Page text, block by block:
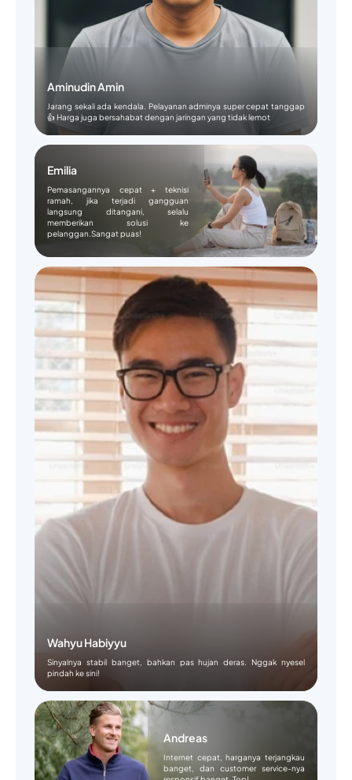
Aminudin Amin
Jarang sekali ada kendala. Pelayanan adminya super cepat tanggap
👍 Harga juga bersahabat dengan jaringan yang tidak lemot
Emilia
Pemasangannya cepat + teknisi
ramah, jika terjadi gangguan
langsung ditangani, selalu
memberikan solusi ke
pelanggan.Sangat puas!
Wahyu Habiyyu
Sinyalnya stabil banget, bahkan pas hujan deras. Nggak nyesel
pindah ke sini!
Andreas
Internet cepat, harganya terjangkau
banget, dan customer service-nya